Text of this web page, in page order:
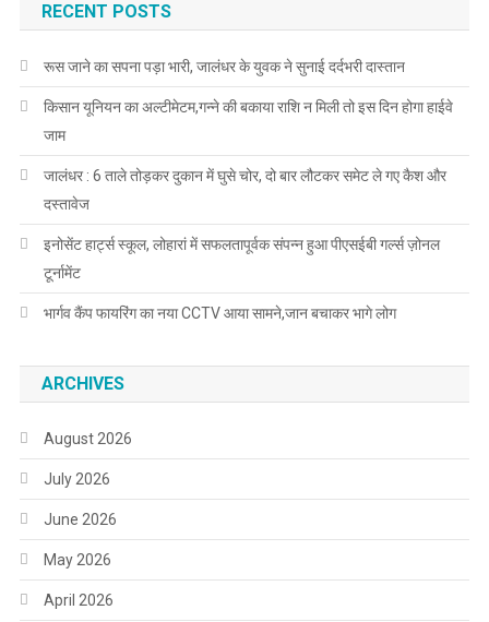
RECENT POSTS
रूस जाने का सपना पड़ा भारी, जालंधर के युवक ने सुनाई दर्दभरी दास्तान
किसान यूनियन का अल्टीमेटम,गन्ने की बकाया राशि न मिली तो इस दिन होगा हाईवे
जाम
जालंधर : 6 ताले तोड़कर दुकान में घुसे चोर, दो बार लौटकर समेट ले गए कैश और
दस्तावेज
इनोसेंट हार्ट्स स्कूल, लोहारां में सफलतापूर्वक संपन्न हुआ पीएसईबी गर्ल्स ज़ोनल
टूर्नामेंट
भार्गव कैंप फायरिंग का नया CCTV आया सामने,जान बचाकर भागे लोग
ARCHIVES
August 2026
July 2026
June 2026
May 2026
April 2026